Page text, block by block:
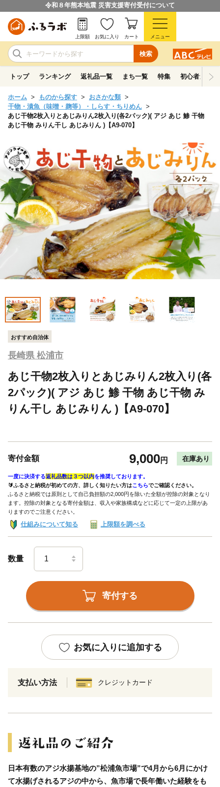
令和８年熊本地震 災害支援寄付受付について
検索
上限額 お気に入り カート メニュー
トップ ランキング 返礼品一覧 まち一覧 特集 初心者ガイド
ホーム ものから探す
おさかな類
干物・漬魚（味噌・麹等）・しらす・ちりめん
あじ干物2枚入りとあじみりん2枚入り(各2パック)( アジ あじ 鯵 干物
あじ干物 みりん干し あじみりん )【A9-070】
おすすめ自治体
長崎県 松浦市
あじ干物2枚入りとあじみりん2枚入り(各
2パック)( アジ あじ 鯵 干物 あじ干物 み
りん干し あじみりん )【A9-070】
寄付金額 9,000円 在庫あり
一度に決済する返礼品数は３つ以内を推奨しております。
🔰ふるさと納税が初めての方、詳しく知りたい方はこちらでご確認ください。
ふるさと納税では原則として自己負担額の2,000円を除いた全額が控除の対象となり
ます。控除の対象となる寄付金額は、収入や家族構成などに応じて一定の上限があ
りますのでご注意ください。
仕組みについて知る 上限額を調べる
数量
寄付する
お気に入りに追加する
支払い方法 クレジットカード
日本有数のアジ水揚基地の”松浦魚市場”で4月から6月にかけ
て水揚げされるアジの中から、魚市場で長年働いた経験をも